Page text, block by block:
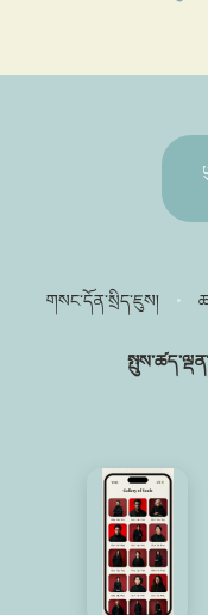
གསང་དོན་སྲིད་ཇུས། •